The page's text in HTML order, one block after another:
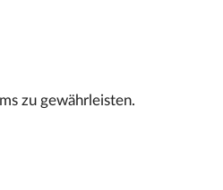
zu gewährleisten.